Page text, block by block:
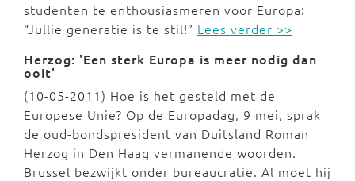
studenten te enthousiasmeren voor Europa:
“Jullie generatie is te stil!” Lees verder >>
Herzog: 'Een sterk Europa is meer nodig dan
ooit'
(10-05-2011) Hoe is het gesteld met de
Europese Unie? Op de Europadag, 9 mei, sprak
de oud-bondspresident van Duitsland Roman
Herzog in Den Haag vermanende woorden.
Brussel bezwijkt onder bureaucratie. Al moet hij